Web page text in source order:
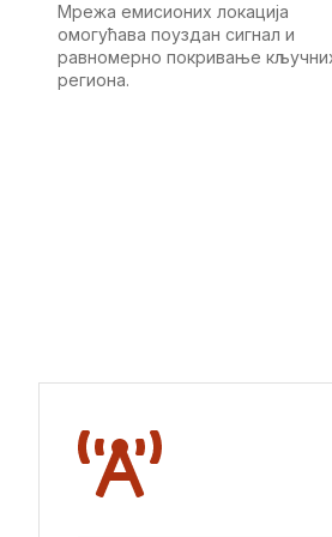
Мрежа емисионих локација
омогућава поуздан сигнал и
равномерно покривање
региона.